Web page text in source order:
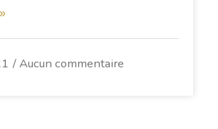
Aucun commentaire